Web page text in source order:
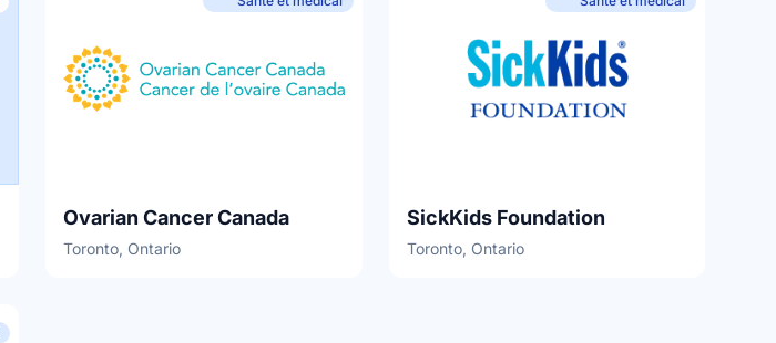
Ovarian Cancer Canada
Toronto, Ontario
SickKids Foundation
Toronto, Ontario